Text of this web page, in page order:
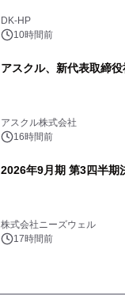
DK-HP
10時間前
アスクル、新代表取締
アスクル株式会社
16時間前
2026年9月期 第3四半期
株式会社ニーズウェル
17時間前